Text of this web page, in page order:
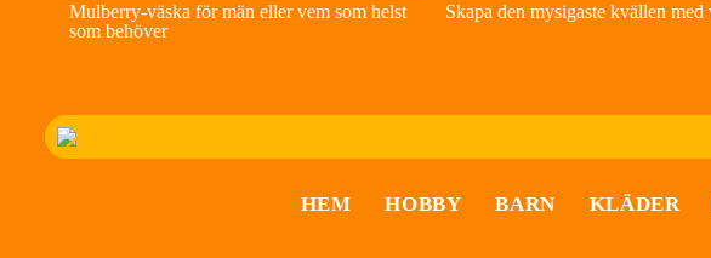
Mulberry-väska för män eller vem som helst
som behöver
Skapa den mysigaste kvällen med
HEM HOBBY BARN KLÄDER